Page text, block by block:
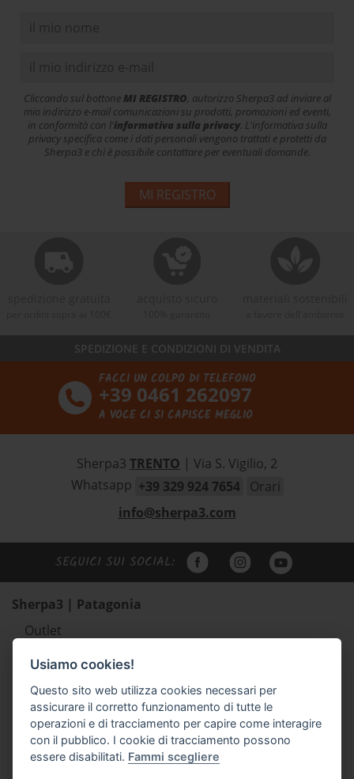
Cliccando sul bottoneMI REGISTRO, autorizzo Sherpa3 ad inviare al
mio indirizzo e-mail comunicazioni su prodotti, promozioni ed eventi,
in conformità con l'informativa sulla privacy. L'informativa sulla
privacy specifica come i dati personali vengono trattati e protetti da
Sherpa3 e chi è possibile contattare per eventuali domande.
MI REGISTRO
SPEDIZIONE E CONDIZIONI DI VENDITA
FACCI UN COLPO DI TELEFONO
+39 0461 262097
A VOCE CI SI CAPISCE MEGLIO
Sherpa3 TRENTO | Via S. Vigilio, 2
Whatsapp +39 329 924 7654
Orari
info@sherpa3.com
SEGUICI SUI SOCIAL:
Sherpa3 | Patagonia
Outlet
Abbigliamento donna Patagonia
Abbigliamento bambino Patagonia
Zaini e borse Patagonia
Scarpe outdoor Scarpa e Lizard
Accessori
Usiamo cookies!
Questo sito web utilizza cookies necessari per
assicurare il corretto funzionamento di tutte le
operazioni e di tracciamento per capire come interagire
con il pubblico. I cookie di tracciamento possono
essere disabilitati. Fammi scegliere